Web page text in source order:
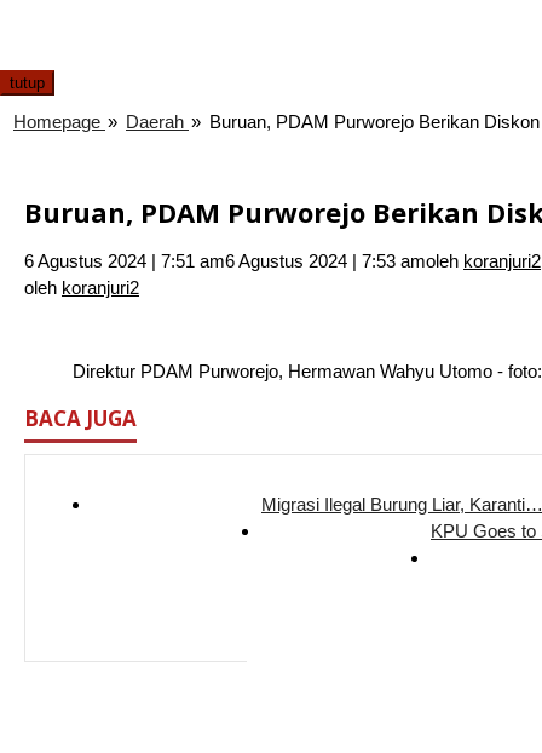
tutup
Homepage » Daerah » Buruan, PDAM Purworejo Berikan
Buruan, PDAM Purworejo Berikan
6 Agustus 2024 | 7:51 am6 Agustus 2024 | 7:53 amoleh koranjuri2
oleh koranjuri2
Direktur PDAM Purworejo, Hermawan Wahyu Utomo -
BACA JUGA
Migrasi Ilegal Burung Liar, Karanti…
KPU Goes